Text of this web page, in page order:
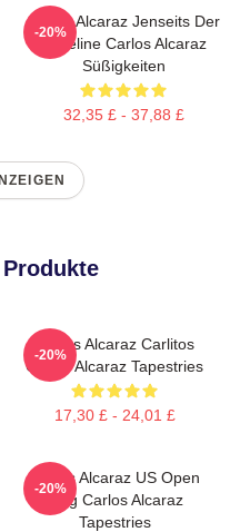
Carlos Alcaraz Jenseits Der
Baseline Carlos Alcaraz
Süßigkeiten
32,35 £ - 37,88 £
-20%
Carlos Alcaraz Carlitos
Carlos Alcaraz Tapestries
17,30 £ - 24,01 £
-20%
Carlos Alcaraz US Open
King Carlos Alcaraz
Tapestries
-20%